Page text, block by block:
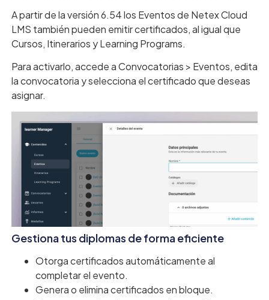
A partir de la versión 6.54 los Eventos de Netex Cloud
LMS también pueden emitir certificados, al igual que
Cursos, Itinerarios y Learning Programs.
Para activarlo, accede a Convocatorias > Eventos, edita
la convocatoria y selecciona el certificado que deseas
asignar.
Gestiona tus diplomas de forma eficiente
Otorga certificados automáticamente al
completar el evento.
Genera o elimina certificados en bloque.